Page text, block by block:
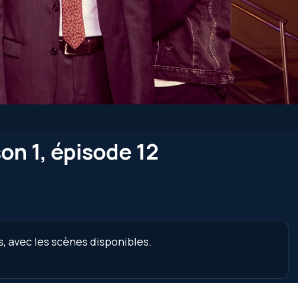
1, épisode 12
avec les scènes disponibles.